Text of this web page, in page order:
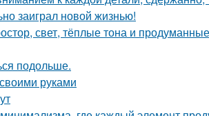
заиграл новой жизнью!
свет, тёплые тона и
подольше.
руками